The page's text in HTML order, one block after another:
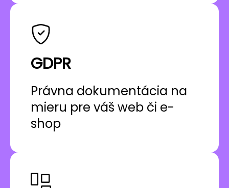
GDPR
Právna dokumentácia na
mieru pre váš web či e-
shop